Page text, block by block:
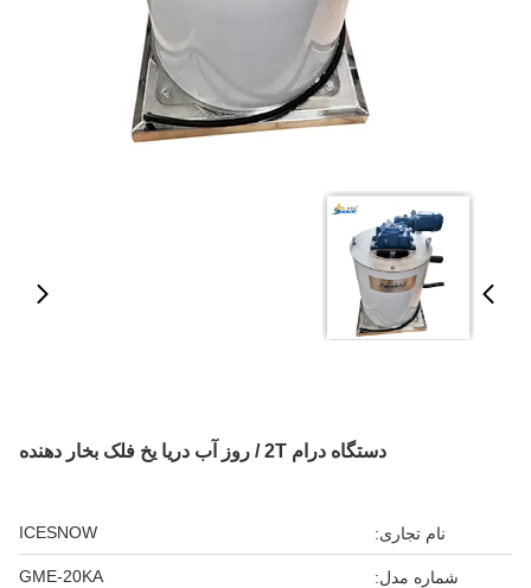
دستگاه درام 2T / روز آب دریا یخ فلک بخار دهنده
نام تجاری: ICESNOW
شماره مدل: GME-20KA